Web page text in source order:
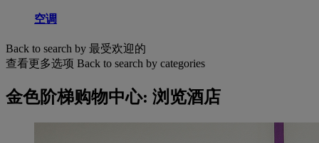
空调
Back to search by 最受欢迎的
查看更多选项 Back to search by categories
金色阶梯购物中心: 浏览酒店